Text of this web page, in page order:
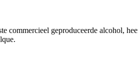
commercieel geproduceerde alcohol,